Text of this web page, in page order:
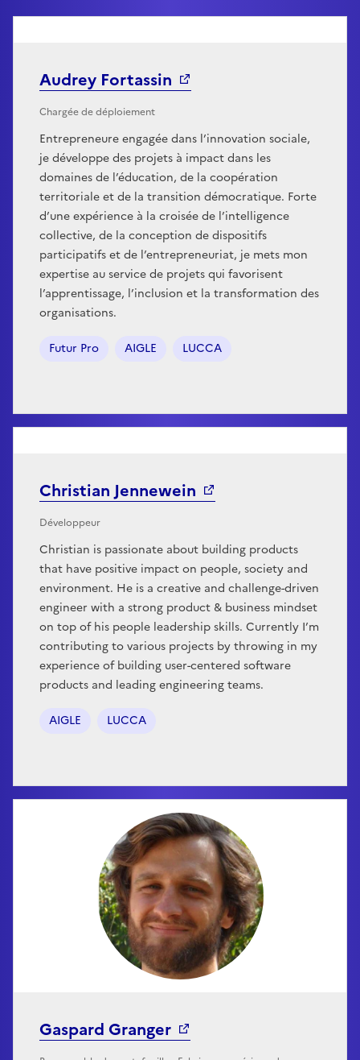
Audrey Fortassin
Chargée de déploiement
Entrepreneure engagée dans l’innovation sociale,
je développe des projets à impact dans les
domaines de l’éducation, de la coopération
territoriale et de la transition démocratique. Forte
d’une expérience à la croisée de l’intelligence
collective, de la conception de dispositifs
participatifs et de l’entrepreneuriat, je mets mon
expertise au service de projets qui favorisent
l’apprentissage, l’inclusion et la transformation des
organisations.
Futur Pro AIGLE LUCCA
Christian Jennewein
Développeur
Christian is passionate about building products
that have positive impact on people, society and
environment. He is a creative and challenge-driven
engineer with a strong product & business mindset
on top of his people leadership skills. Currently I’m
contributing to various projects by throwing in my
experience of building user-centered software
products and leading engineering teams.
AIGLE LUCCA
Gaspard Granger